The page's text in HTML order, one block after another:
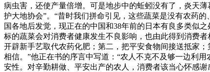
病虫害，还使产量倍增。可是地步中的蚯蚓没有了，炎天
护大地协会”。“昔时我们拼命引见，这些蔬菜是没有农药
国各地后发觉，现正在的中国和38年前的日本有良多类似
标的蔬菜会对消费者健康发生不良影响，也由此得到消费
开辟新手艺取代农药化肥；第二，把平安食物间接送抵家
相信。”他正在书的序言中写道：“农人不克不及够一边利
安性。对辛勤耕做、平安出产的农人，消费者该当心怀感